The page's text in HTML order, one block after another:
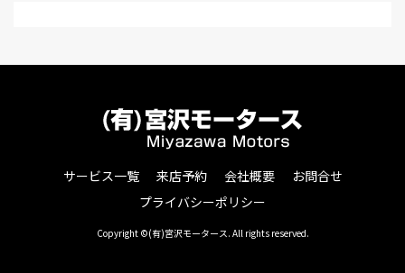
サービス一覧 来店予約 会社概要
お問合せ
プライバシーポリシー
Copyright ©(有)宮沢モータース. All rights reserved.